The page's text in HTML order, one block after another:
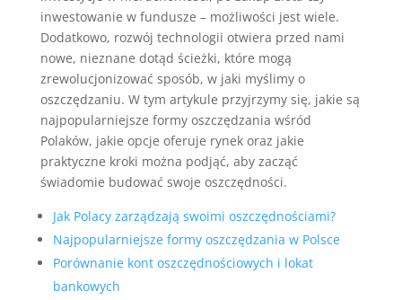
inwestowanie w fundusze – możliwości jest wiele.
Dodatkowo, rozwój technologii otwiera przed nami
nowe, nieznane dotąd ścieżki, które mogą
zrewolucjonizować sposób, w jaki myślimy o
oszczędzaniu. W tym artykule przyjrzymy się, jakie są
najpopularniejsze formy oszczędzania wśród
Polaków, jakie opcje oferuje rynek oraz jakie
praktyczne kroki można podjąć, aby zacząć
świadomie budować swoje oszczędności.
Jak Polacy zarządzają swoimi oszczędnościami?
Najpopularniejsze formy oszczędzania w Polsce
Porównanie kont oszczędnościowych i lokat
bankowych